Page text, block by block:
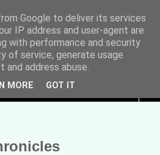
Google to deliver its services
IP address and user-agent are
with performance and security
of service, generate usage
address abuse.
MORE GOT IT